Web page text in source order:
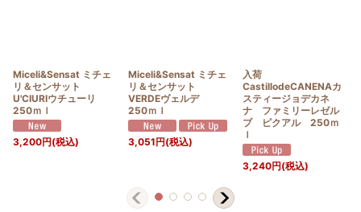
Miceli&Sensat ミチェ
リ＆センサット
U'CIURIウチューリ
250ｍｌ
3,200円(税込)
Miceli&Sensat ミチェ
リ＆センサット
VERDEヴェルデ
250ｍｌ
3,051円(税込)
入荷
CastillodeCANENAカ
スティージョデカネ
ナ ファミリーレゼル
ブ ピクアル 250ｍ
ｌ
3,240円(税込)